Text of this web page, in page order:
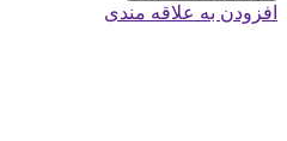
افزودن به علاقه مندی